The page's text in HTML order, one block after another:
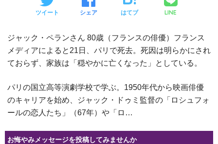
ツイート シェア はてブ LINE
ジャック・ペランさん 80歳（フランスの俳優）フランス
メディアによると21日、パリで死去。死因は明らかにされ
ておらず、家族は「穏やかに亡くなった」としている。
パリの国立高等演劇学校で学ぶ。1950年代から映画俳優
のキャリアを始め、ジャック・ドゥミ監督の「ロシュフォ
ールの恋人たち」（67年）や「ロ…
お悔やみメッセージを投稿してみませんか